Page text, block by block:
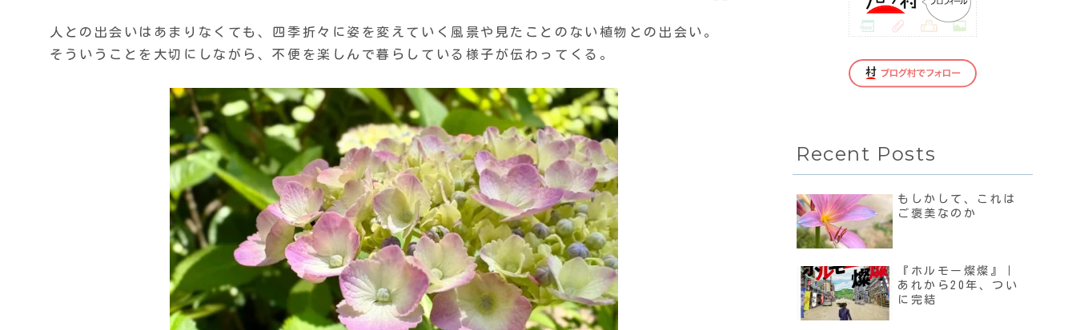
人との出会いはあまりなくても、四季折々に姿を変えていく風景や見たことのない植物との出会い。
そういうことを大切にしながら、不便を楽しんで暮らしている様子が伝わってくる。
Recent Posts
もしかして、これは
ご褒美なのか
『ホルモー燦燦』｜
あれから20年、つい
に完結